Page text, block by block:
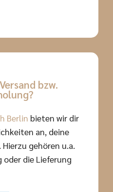
bzw.
Berlin bieten wir dir
an, deine
gehören u.a.
die Lieferung